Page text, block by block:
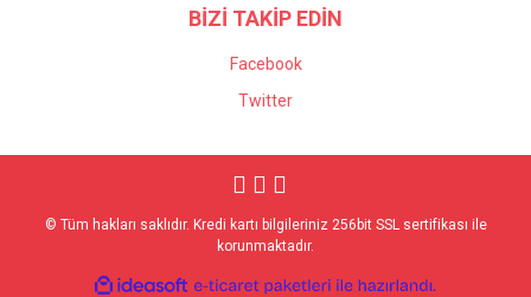
BİZİ TAKİP EDİN
Facebook
Twitter
© Tüm hakları saklıdır. Kredi kartı bilgileriniz 256bit SSL sertifikası ile
korunmaktadır.
ideasoft e-